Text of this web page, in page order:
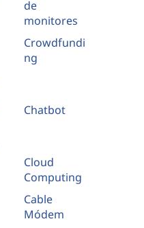
de
monitores
Crowdfundi
ng
Chatbot
Cloud
Computing
Cable
Módem